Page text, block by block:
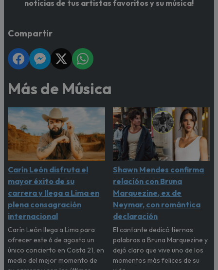
noticias de tus artistas favoritos y su música!
Compartir
Más de Música
Carín León disfruta el
mayor éxito de su
carrera y llega a Lima en
plena consagración
internacional
Carín León llega a Lima para
ofrecer este 6 de agosto un
único concierto en Costa 21, en
medio del mejor momento de
Shawn Mendes confirma
relación con Bruna
Marquezine, ex de
Neymar, con romántica
declaración
El cantante dedicó tiernas
palabras a Bruna Marquezine y
dejó claro que vive uno de los
momentos más felices de su